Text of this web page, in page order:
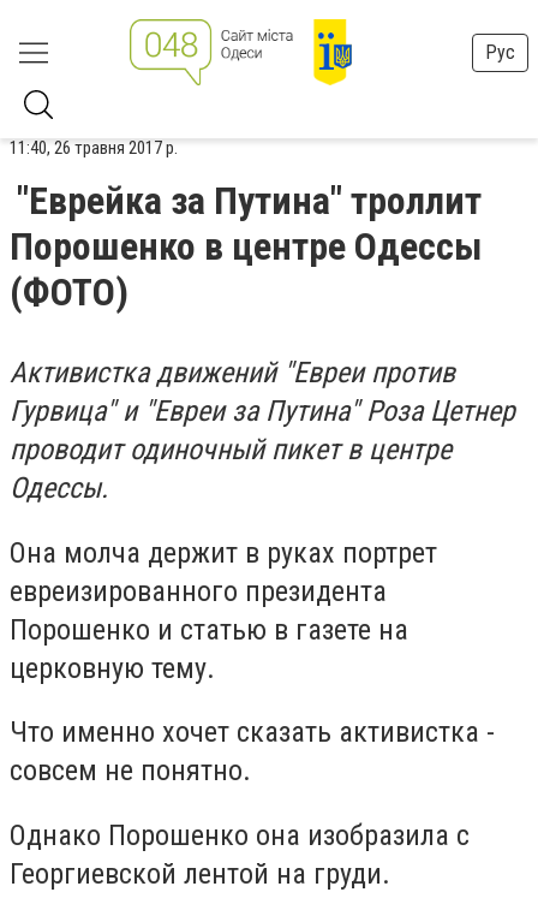
Рус
11:40, 26 травня 2017 р.
"Еврейка за Путина" троллит
Порошенко в центре Одессы
(ФОТО)
Активистка движений "Евреи против
Гурвица" и "Евреи за Путина" Роза Цетнер
проводит одиночный пикет в центре
Одессы.
Она молча держит в руках портрет
евреизированного президента
Порошенко и статью в газете на
церковную тему.
Что именно хочет сказать активистка -
совсем не понятно.
Однако Порошенко она изобразила с
Георгиевской лентой на груди.